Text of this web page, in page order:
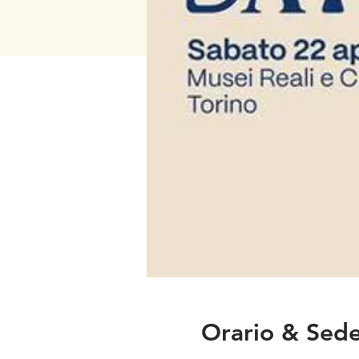
Orario &